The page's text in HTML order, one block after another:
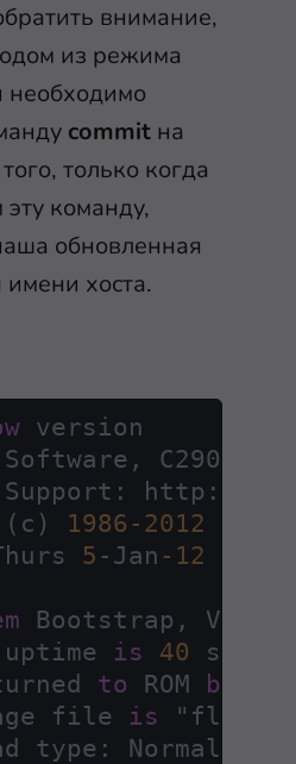
внимание,
из режима
необходимо
commit на
только когда
команду,
обновленная
хоста.
version
C2900
http:
(c) 1986 -2012
5 - Jan -12
Bootstrap,
is
40
to ROM by
file is
type: Normal